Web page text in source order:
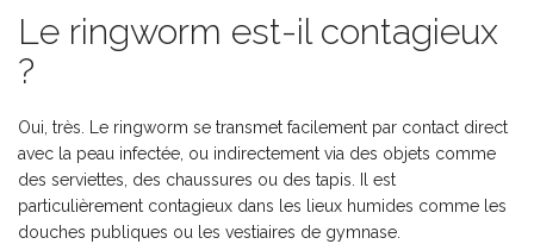
Le ringworm est-il contagieux
?
Oui, très. Le ringworm se transmet facilement par contact direct
avec la peau infectée, ou indirectement via des objets comme
des serviettes, des chaussures ou des tapis. Il est
particulièrement contagieux dans les lieux humides comme les
douches publiques ou les vestiaires de gymnase.